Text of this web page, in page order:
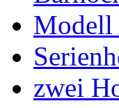
Modell
zwei